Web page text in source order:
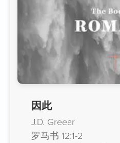
因此
J.D. Greear
罗马书 12:1-2